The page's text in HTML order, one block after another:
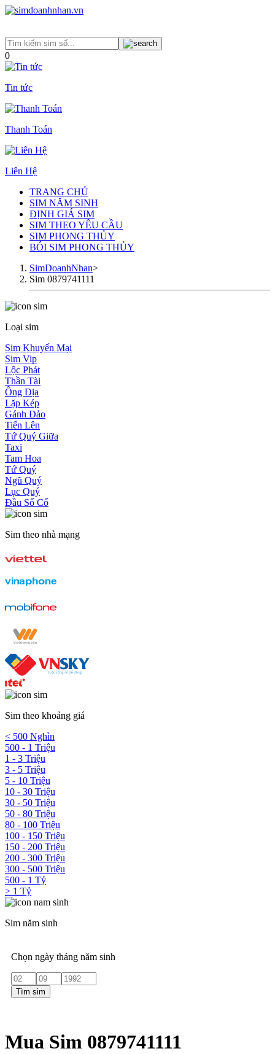
0
Tin tức
Thanh Toán
Liên Hệ
TRANG CHỦ
SIM NĂM SINH
ĐỊNH GIÁ SIM
SIM THEO YÊU CẦU
SIM PHONG THỦY
BÓI SIM PHONG THỦY
SimDoanhNhan>
Sim 0879741111
Loại sim
Sim Khuyến Mại
Sim Vip
Lộc Phát
Thần Tài
Ông Địa
Lặp Kép
Gánh Đảo
Tiến Lên
Tứ Quý Giữa
Taxi
Tam Hoa
Tứ Quý
Ngũ Quý
Lục Quý
Đầu Số Cổ
Sim theo nhà mạng
Sim theo khoảng giá
< 500 Nghìn
500 - 1 Triệu
1 - 3 Triệu
3 - 5 Triệu
5 - 10 Triệu
10 - 30 Triệu
30 - 50 Triệu
50 - 80 Triệu
80 - 100 Triệu
100 - 150 Triệu
150 - 200 Triệu
200 - 300 Triệu
300 - 500 Triệu
500 - 1 Tỷ
> 1 Tỷ
Sim năm sinh
Chọn ngày tháng năm sinh
Tìm sim
Mua Sim 0879741111